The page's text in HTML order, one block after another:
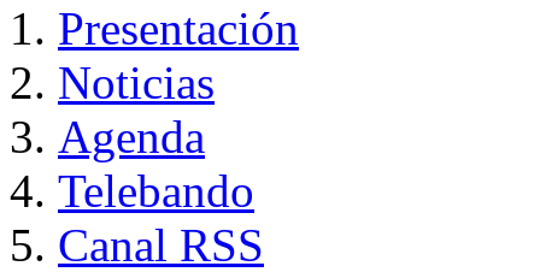
Presentación
Noticias
Agenda
Telebando
Canal RSS